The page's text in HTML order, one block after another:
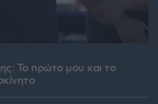
Το πρώτο μου και το